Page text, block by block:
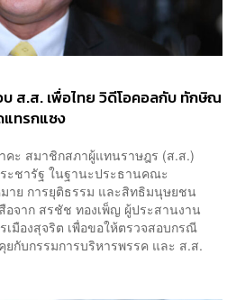
บ ส.ส. เพื่อไทย วิดีโอคอลกับ ทักษิณ
ทรกแซง
คะ สมาชิกสภาผู้แทนราษฎร (ส.ส.)
ะชารัฐ ในฐานะประธานคณะ
าย การยุติธรรม และสิทธิมนุษยชน
จาก สรชัช ทองเพ็ญ ผู้ประสานงาน
เมืองสุจริต เพื่อขอให้ตรวจสอบกรณี
กับกรรมการบริหารพรรค และ ส.ส.